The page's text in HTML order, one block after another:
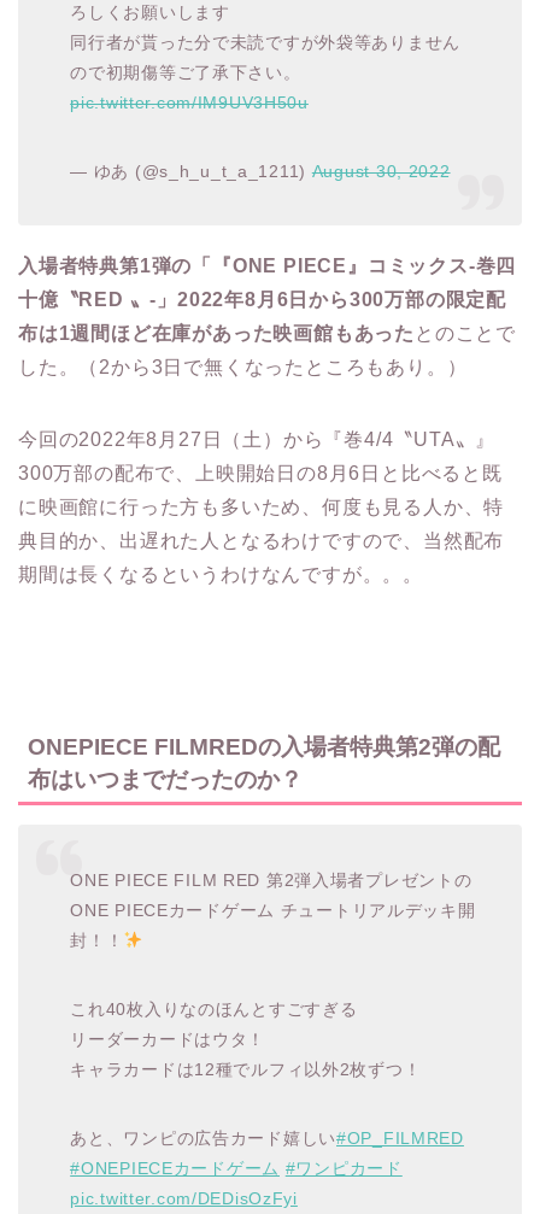
ろしくお願いします
同行者が貰った分で未読ですが外袋等ありません
ので初期傷等ご了承下さい。
pic.twitter.com/IM9UV3H50u
— ゆあ (@s_h_u_t_a_1211)August 30, 2022
入場者特典第1弾の「『ONE PIECE』コミックス-巻四
十億〝RED 〟-」2022年8月6日から300万部の限定配
布は1週間ほど在庫があった映画館もあった とのことで
した。（2から3日で無くなったところもあり。）
今回の2022年8月27日（土）から『巻4/4〝UTA〟』
300万部の配布で、上映開始日の8月6日と比べると既
に映画館に行った方も多いため、何度も見る人か、特
典目的か、出遅れた人となるわけですので、当然配布
期間は長くなるというわけなんですが。。。
ONEPIECE FILMREDの入場者特典第2弾の配
布はいつまでだったのか？
ONE PIECE FILM RED 第2弾入場者プレゼントの
ONE PIECEカードゲーム チュートリアルデッキ開
封！！
これ40枚入りなのほんとすごすぎる
リーダーカードはウタ！
キャラカードは12種でルフィ以外2枚ずつ！
あと、ワンピの広告カード嬉しい#OP_FILMRED
#ONEPIECEカードゲーム #ワンピカード
pic.twitter.com/DEDisOzFyi